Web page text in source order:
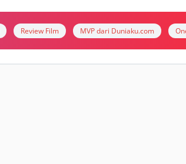
Review Film MVP dari Duniaku.com